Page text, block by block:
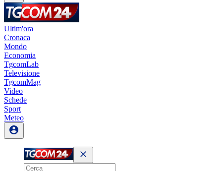
Ultim'ora
Cronaca
Mondo
Economia
TgcomLab
Televisione
TgcomMag
Video
Schede
Sport
Meteo